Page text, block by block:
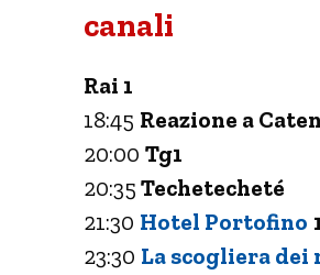
canali
Rai 1
18:45 Reazione a
20:00 Tg1
20:35 Techetecheté
21:30 Hotel Portofino
23:30 La scogliera dei